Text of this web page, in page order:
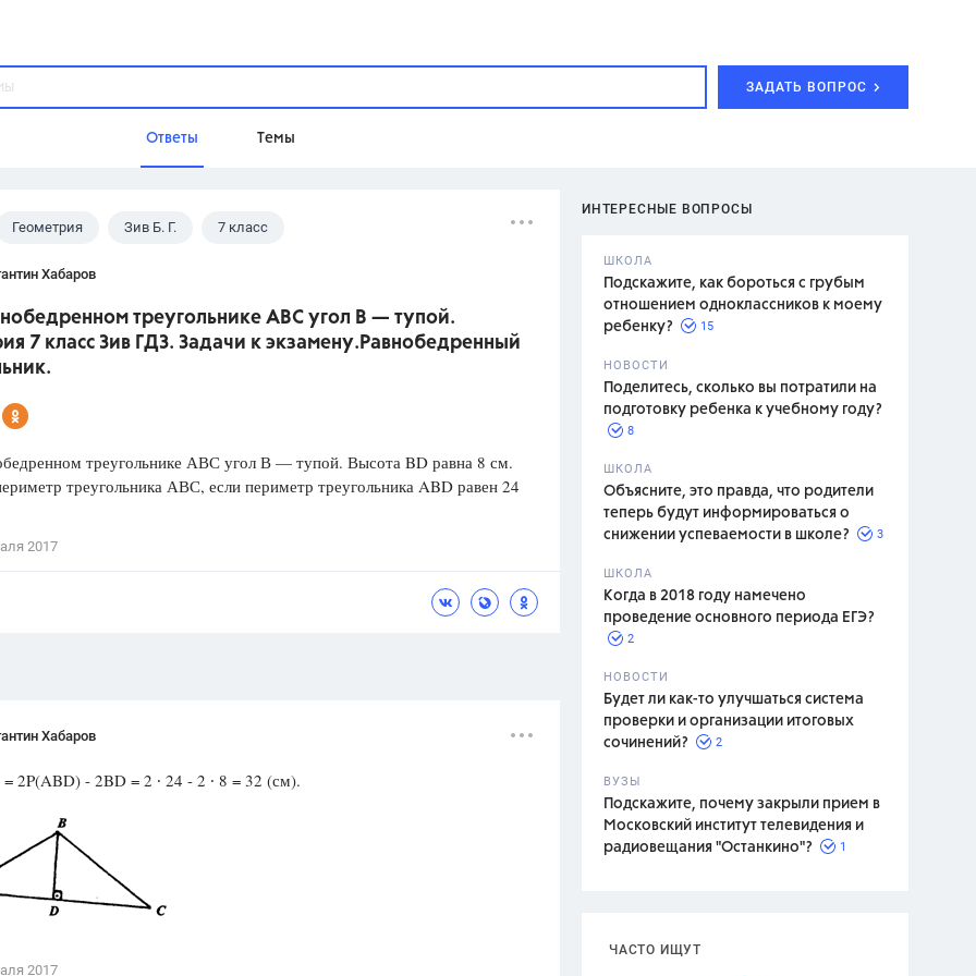
ЗАДАТЬ ВОПРОС
Ответы Темы
Домашнее задание
Разумовская М.М., Габриелян О.С.,
Рудзитис Г.Е.,Цыбулько И.П., Атанасян Л.С.,
Красота, Воспитание
ИНТЕРЕСНЫЕ ВОПРОСЫ
ШКОЛА
Подскажите, как бороться с грубым
отношением одноклассников к моему
ребенку?
15
НОВОСТИ
Поделитесь, сколько вы потратили на
подготовку ребенка к учебному году?
8
ШКОЛА
Объясните, это правда, что родители
теперь будут информироваться о
снижении успеваемости в школе?
3
ШКОЛА
Когда в 2018 году намечено
проведение основного периода ЕГЭ?
2
НОВОСТИ
Будет ли как-то улучшаться система
проверки и организации итоговых
сочинений?
2
ВУЗЫ
Подскажите, почему закрыли прием в
Московский институт телевидения и
радиовещания "Останкино"?
1
ЧАСТО ИЩУТ
Геометрия Зив Б. Г. 7 класс
Хабаров
треугольнике АВС угол В — тупой.
7 класс Зив ГДЗ. Задачи к экзамену.Равнобедренный
треугольнике АВС угол В — тупой. Высота BD равна 8 см.
треугольника АВС, если периметр треугольника ABD равен 24
2017
Хабаров
2P(ABD) - 2BD = 2 ∙ 24 - 2 ∙ 8 = 32 (см).
2017